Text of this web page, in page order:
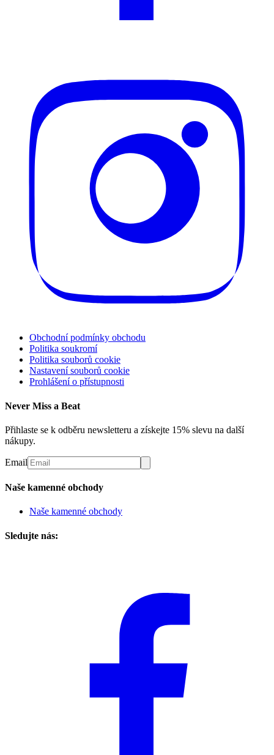
Obchodní podmínky obchodu
Politika soukromí
Politika souborů cookie
Nastavení souborů cookie
Prohlášení o přístupnosti
Never Miss a Beat
Přihlaste se k odběru newsletteru a získejte 15% slevu na další
nákupy.
Email
Naše kamenné obchody
Naše kamenné obchody
Sledujte nás: